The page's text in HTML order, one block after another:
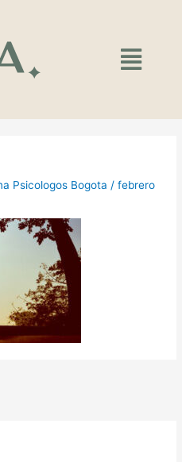
Main
Menu
Psicologos Bogota /febrero